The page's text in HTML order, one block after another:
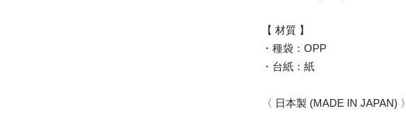
【 材質 】
・種袋：OPP
・台紙：紙
〈 日本製 (MADE IN JAPAN) 〉